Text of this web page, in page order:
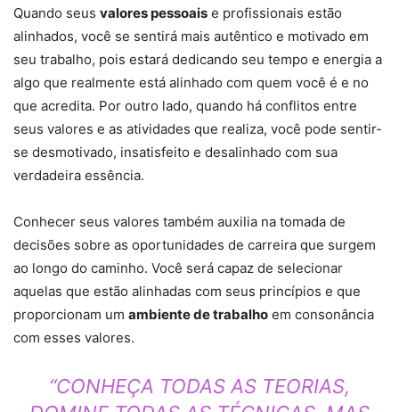
Quando seus valores pessoais e profissionais estão
alinhados, você se sentirá mais autêntico e motivado em
seu trabalho, pois estará dedicando seu tempo e energia a
algo que realmente está alinhado com quem você é e no
que acredita. Por outro lado, quando há conflitos entre
seus valores e as atividades que realiza, você pode sentir-
se desmotivado, insatisfeito e desalinhado com sua
verdadeira essência.
Conhecer seus valores também auxilia na tomada de
decisões sobre as oportunidades de carreira que surgem
ao longo do caminho. Você será capaz de selecionar
aquelas que estão alinhadas com seus princípios e que
proporcionam um ambiente de trabalho em consonância
com esses valores.
“CONHEÇA TODAS AS TEORIAS,